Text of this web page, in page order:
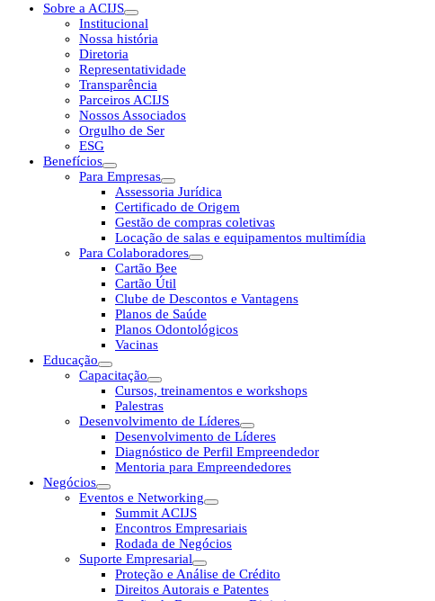
Sobre a ACIJS
Institucional
Nossa história
Diretoria
Representatividade
Transparência
Parceiros ACIJS
Nossos Associados
Orgulho de Ser
ESG
Benefícios
Para Empresas
Assessoria Jurídica
Certificado de Origem
Gestão de compras coletivas
Locação de salas e equipamentos multimídia
Para Colaboradores
Cartão Bee
Cartão Útil
Clube de Descontos e Vantagens
Planos de Saúde
Planos Odontológicos
Vacinas
Educação
Capacitação
Cursos, treinamentos e workshops
Palestras
Desenvolvimento de Líderes
Desenvolvimento de Líderes
Diagnóstico de Perfil Empreendedor
Mentoria para Empreendedores
Negócios
Eventos e Networking
Summit ACIJS
Encontros Empresariais
Rodada de Negócios
Suporte Empresarial
Proteção e Análise de Crédito
Direitos Autorais e Patentes